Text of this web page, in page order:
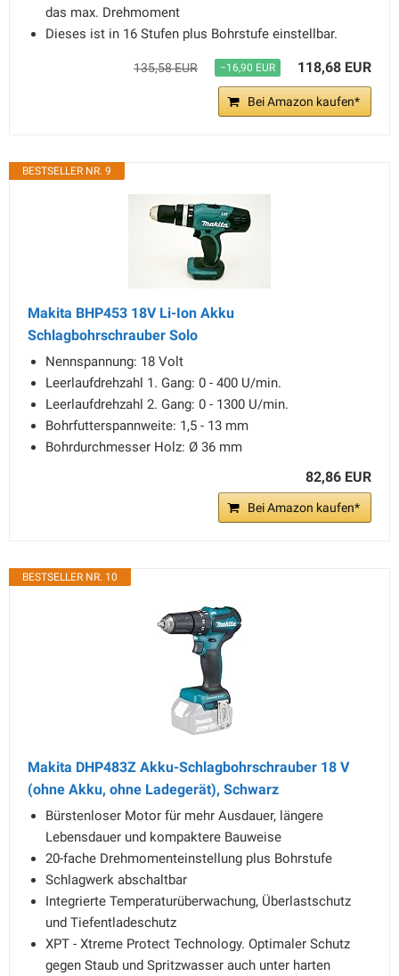
das max. Drehmoment
Dieses ist in 16 Stufen plus Bohrstufe einstellbar.
135,58 EUR −16,90 EUR 118,68 EUR
Bei Amazon kaufen*
BESTSELLER NR. 9
Makita BHP453 18V Li-Ion Akku
Schlagbohrschrauber Solo
Nennspannung: 18 Volt
Leerlaufdrehzahl 1. Gang: 0 - 400 U/min.
Leerlaufdrehzahl 2. Gang: 0 - 1300 U/min.
Bohrfutterspannweite: 1,5 - 13 mm
Bohrdurchmesser Holz: Ø 36 mm
82,86 EUR
Bei Amazon kaufen*
BESTSELLER NR. 10
Makita DHP483Z Akku-Schlagbohrschrauber 18 V
(ohne Akku, ohne Ladegerät), Schwarz
Bürstenloser Motor für mehr Ausdauer, längere
Lebensdauer und kompaktere Bauweise
20-fache Drehmomenteinstellung plus Bohrstufe
Schlagwerk abschaltbar
Integrierte Temperaturüberwachung, Überlastschutz
und Tiefentladeschutz
XPT - Xtreme Protect Technology. Optimaler Schutz
gegen Staub und Spritzwasser auch unter harten